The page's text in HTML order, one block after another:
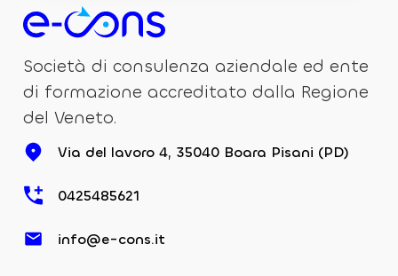
Società di consulenza aziendale ed ente
di formazione accreditato dalla Regione
del Veneto.
Via del lavoro 4, 35040 Boara Pisani (PD)
0425485621
info@e-cons.it